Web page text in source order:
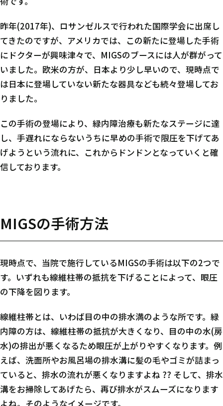
昨年(2017年)、ロサンゼルスで行われた国際学会に出席し
てきたのですが、アメリカでは、この新たに登場した手術
にドクターが興味津々で、MIGSのブースには人が群がって
いました。欧米の方が、日本より少し早いので、現時点で
は日本に登場していない新たな器具なども続々登場してお
りました。
この手術の登場により、緑内障治療も新たなステージに達
し、手遅れにならないうちに早めの手術で限圧を下げてあ
げようという流れに、これからドンドンとなっていくと確
信しております。
MIGSの手術方法
現時点で、当院で施行しているMIGSの手術は以下の2つで
す。いずれも線維柱帯の抵抗を下げることによって、眼圧
の下降を図ります。
線維柱帯とは、いわば目の中の排水満のような所です。緑
内障の方は、線維柱帯の抵抗が大きくなり、目の中の水(房
水)の排出が悪くなるため眼圧が上がりやすくなります。例
えば、洗面所やお風呂場の排水溝に髪の毛やゴミが詰まっ
ていると、排水の流れが悪くなりますよね ?? そして、排水
溝をお掃除してあげたら、再び排水がスムーズになります
よね。そのようなイメージです。